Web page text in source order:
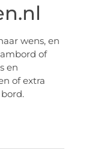
wens, en
of
en
of extra